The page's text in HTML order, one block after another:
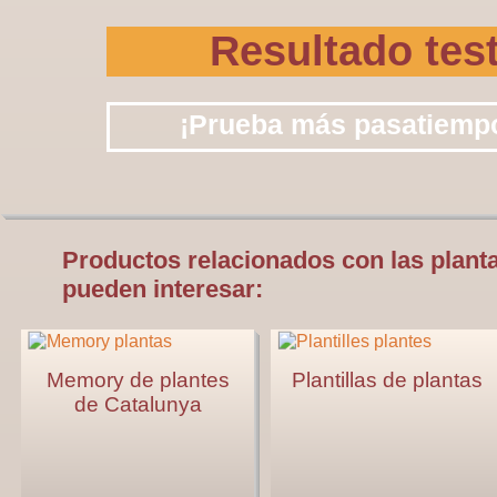
Productos relacionados con las
pueden interesar:
Memory de plantes
de Catalunya
Plantillas de plantas